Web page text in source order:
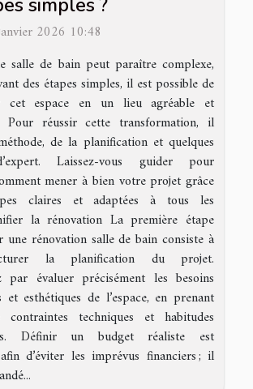
2026 10:48
salle de bain peut paraître complexe,
des étapes simples, il est possible de
cet espace en un lieu agréable et
Pour réussir cette transformation, il
de la planification et quelques
Laissez-vous guider pour
mener à bien votre projet grâce
claires et adaptées à tous les
la rénovation La première étape
une rénovation salle de bain consiste à
la planification du projet.
par évaluer précisément les besoins
et esthétiques de l’espace, en prenant
techniques et habitudes
Définir un budget réaliste est
d’éviter les imprévus financiers ; il